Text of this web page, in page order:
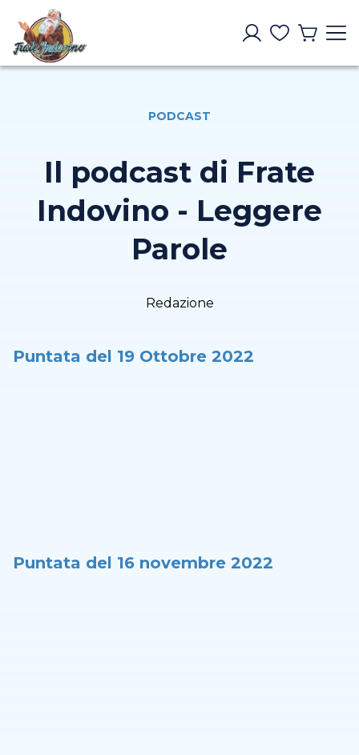
PODCAST
Il podcast di Frate
Indovino - Leggere
Parole
Redazione
Puntata del 19 Ottobre 2022
Puntata del 16 novembre 2022